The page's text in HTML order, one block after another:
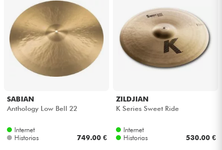
SABIAN
Anthology Low Bell 22
Internet
Historias
749.00 €
ZILDJIAN
K Series Sweet Ride
Internet
Historias
530.00 €